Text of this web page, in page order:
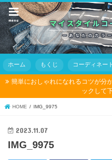
menu
ホーム もくじ コーディネー
簡単におしゃれになれるコツが分
ックして
HOME IMG_9975
2023.11.07
IMG_9975